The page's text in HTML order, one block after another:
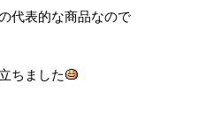
代表的な商品なので
ちました